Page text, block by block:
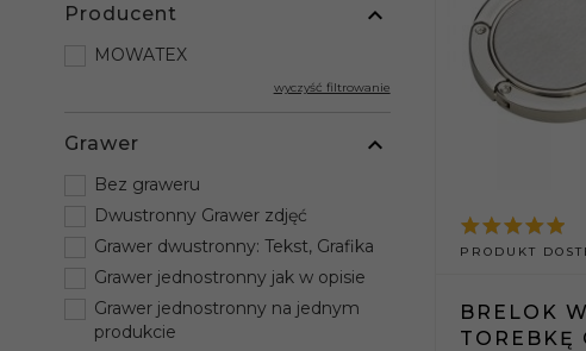
Producent
MOWATEX
wyczyść filtrowanie
Grawer
Bez graweru
Dwustronny Grawer zdjęć
Grawer dwustronny: Tekst, Grafika
Grawer jednostronny jak w opisie
Grawer jednostronny na jednym
produkcie
PRODUKT
BRELOK
TOREBKĘ